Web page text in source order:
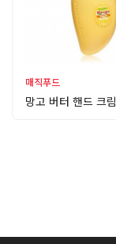
매직푸드
망고 버터 핸드 크림